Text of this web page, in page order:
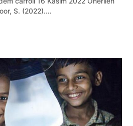
S. (2022).…